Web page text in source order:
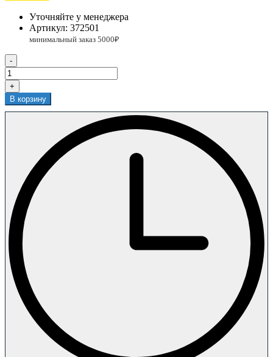
Уточняйте у менеджера
Артикул: 372501
-
+
В корзину